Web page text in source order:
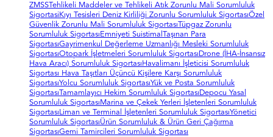
ZMSSTehlikeli Maddeler ve Tehlikeli Atık Zorunlu Mali Sorumluluk
Sigortasi Kıyı Tesisleri Deniz Kirliliği Zorunlu Sorumluluk SigortasıÖzel
Güvenlik Zorunlu Mali Sorumluluk SigortasıTüpgaz Zorunlu
Sorumluluk Sigortası Emniyeti Suistimal Taşınan Para
SigortasıGayrimenkul Değerleme Uzmanlığı Mesleki Sorumluluk
SigortasıOtopark İşletmeleri Sorumluluk Sigortası Drone (İHA-İnsansız
Hava Aracı) Sorumluluk Sigortası Havalimanı İşleticisi Sorumluluk
Sigortası Hava Taşıtları Üçüncü Kişilere Karşı Sorumluluk
SigortasıYolcu Sorumluluk SigortasıYük ve Posta Sorumluluk
SigortasıTamamlayıcı Hekim Sorumluluk Sigortası Depocu Yasal
Sorumluluk Sigortası Marina ve Çekek Yerleri İşletenleri Sorumluluk
Sigortası Liman ve Terminal İşletenleri Sorumluluk SigortasıYönetici
Sorumluluk SigortasıÜrün Sorumluluk & Ürün Geri Çağırma
SigortasıGemi Tamircileri Sorumluluk Sigortası